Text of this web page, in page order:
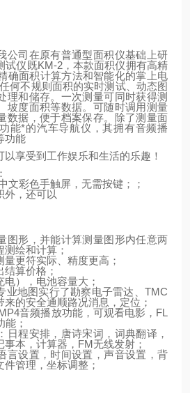
公司在原有普通型面积仪基础上研
试仪既KM-2，本款面积仪拥有高精
确面积计算方法和智能化的掌上电
何不规则面积的实时测试、动态图
理和储存。一次测量可同时获得测
坡度面积等数据。可随时调用测量
数据，便于档案保存。除了测量面
能*的汽车导航仪，其拥有音频播
功能
享受到工作娱乐和生活的乐趣！
文彩色手触屏，无需按键；；
外，还可以
图形，并能计算测量图形内任意两
绘和计算；
更符实际、精度更高；
算价格；
），电池容量大；
地图实行了勘察电子雷达、 TMC
的安全通顺路况消息，定位；
音频播放功能，可观看电影， FL
能；
日程安排，唐诗宋词，词典翻译，
本，计算器， FM无线发射；
言设置，时间设置，声音设置，背
管理，坐标调整；